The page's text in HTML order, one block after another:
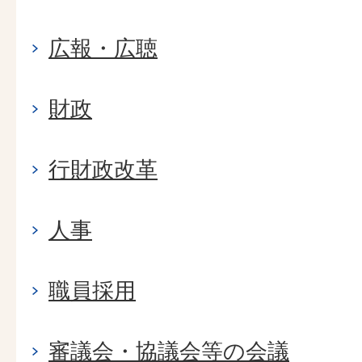
広報・広聴
財政
行財政改革
人事
職員採用
審議会・協議会等の会議